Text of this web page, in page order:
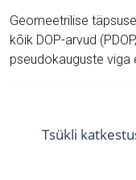
Geomeetrilise
kõik DOP-arvud
pseudokauguste viga
Tsükli